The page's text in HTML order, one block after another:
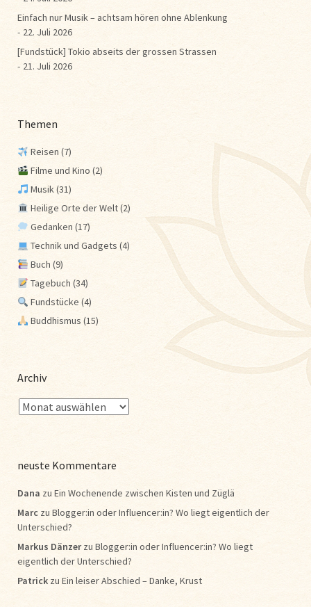
Einfach nur Musik – achtsam hören ohne Ablenkung
22. Juli 2026
[Fundstück] Tokio abseits der grossen Strassen
21. Juli 2026
Themen
Reisen (7)
Filme und Kino (2)
Musik(31)
Heilige Orte der Welt(2)
Gedanken (17)
Technik und Gadgets (4)
Buch (9)
Tagebuch (34)
Fundstücke (4)
Buddhismus (15)
Archiv
neuste Kommentare
Dana zu Ein Wochenende zwischen Kisten und Züglä
Marc zu Blogger:in oder Influencer:in? Wo liegt eigentlich der
Unterschied?
Markus Dänzerzu Blogger:in oder Influencer:in? Wo liegt
eigentlich der Unterschied?
Patrick zu Ein leiser Abschied – Danke, Krust